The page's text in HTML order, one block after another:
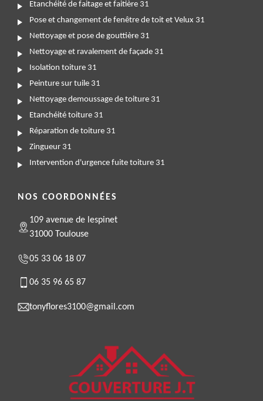
Etanchéité de faitage et faitière 31
Pose et changement de fenêtre de toit et Velux 31
Nettoyage et pose de gouttière 31
Nettoyage et ravalement de façade 31
Isolation toiture 31
Peinture sur tuile 31
Nettoyage demoussage de toiture 31
Etanchéité toiture 31
Réparation de toiture 31
Zingueur 31
Intervention d'urgence fuite toiture 31
NOS COORDONNÉES
109 avenue de lespinet
31000 Toulouse
05 33 06 18 07
06 35 96 65 87
tonyflores3100@gmail.com